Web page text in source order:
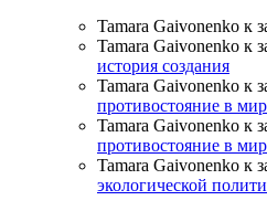
Tamara Gaivonenko к
Tamara Gaivonenko к
история создания
Tamara Gaivonenko к
противостояние в
Tamara Gaivonenko к
противостояние в
Tamara Gaivonenko к
экологической